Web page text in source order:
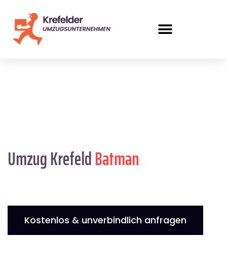
Umzug KrefeldBatman
Kostenlos & unverbindlich anfragen